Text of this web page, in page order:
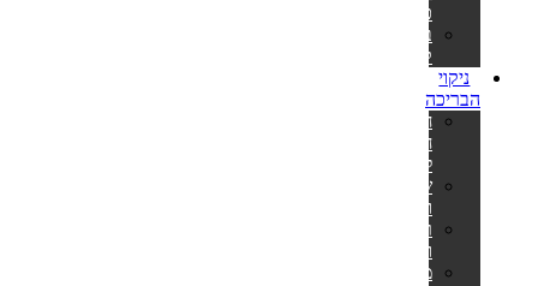
כלול
בריכות
קערה
ניקוי
הבריכה
חומרי
חיטוי
לבריכה
שואבים
וסקימרים
רובוטים
ושואבים
מערכות